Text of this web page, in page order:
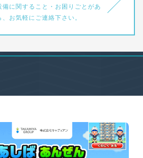
に関すること・ お困りごとがあ
、お気軽にご連絡下さい。